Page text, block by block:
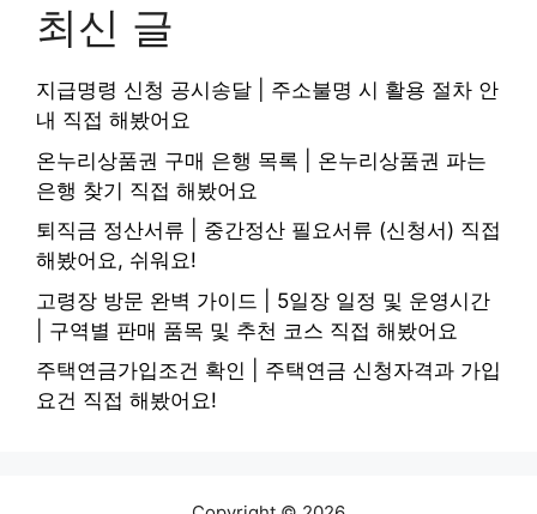
최신 글
지급명령 신청 공시송달 | 주소불명 시 활용 절차 안
내 직접 해봤어요
온누리상품권 구매 은행 목록 | 온누리상품권 파는
은행 찾기 직접 해봤어요
퇴직금 정산서류 | 중간정산 필요서류 (신청서) 직접
해봤어요, 쉬워요!
고령장 방문 완벽 가이드 | 5일장 일정 및 운영시간
| 구역별 판매 품목 및 추천 코스 직접 해봤어요
주택연금가입조건 확인 | 주택연금 신청자격과 가입
요건 직접 해봤어요!